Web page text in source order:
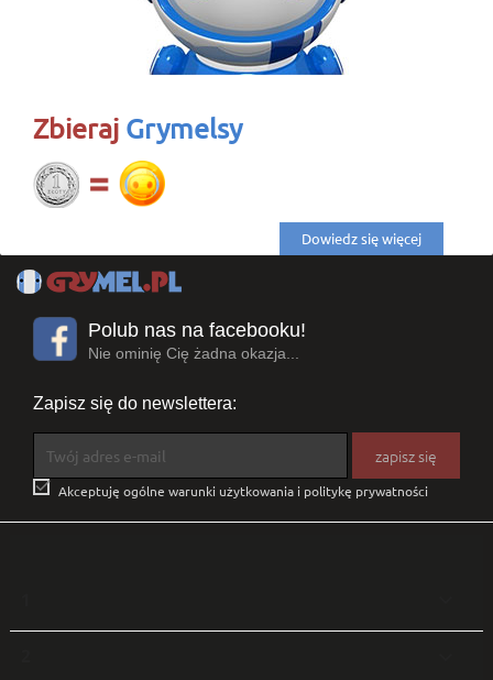
Zbieraj Grymelsy
Dowiedz się więcej
Polub nas na facebooku!
Nie ominię Cię żadna okazja...
Zapisz się do newslettera:
 Akceptuję ogólne warunki użytkowania i politykę prywatności